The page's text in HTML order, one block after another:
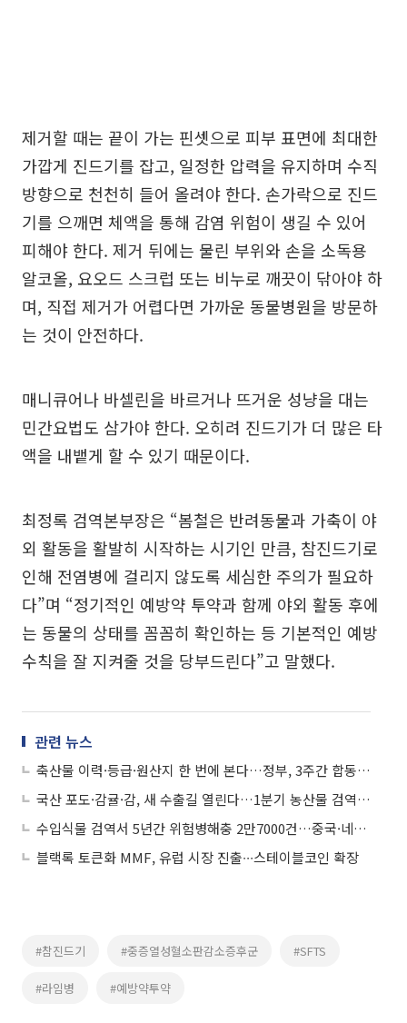
제거할 때는 끝이 가는 핀셋으로 피부 표면에 최대한
가깝게 진드기를 잡고, 일정한 압력을 유지하며 수직
방향으로 천천히 들어 올려야 한다. 손가락으로 진드
기를 으깨면 체액을 통해 감염 위험이 생길 수 있어
피해야 한다. 제거 뒤에는 물린 부위와 손을 소독용
알코올, 요오드 스크럽 또는 비누로 깨끗이 닦아야 하
며, 직접 제거가 어렵다면 가까운 동물병원을 방문하
는 것이 안전하다.
매니큐어나 바셀린을 바르거나 뜨거운 성냥을 대는
민간요법도 삼가야 한다. 오히려 진드기가 더 많은 타
액을 내뱉게 할 수 있기 때문이다.
최정록 검역본부장은 “봄철은 반려동물과 가축이 야
외 활동을 활발히 시작하는 시기인 만큼, 참진드기로
인해 전염병에 걸리지 않도록 세심한 주의가 필요하
다”며 “정기적인 예방약 투약과 함께 야외 활동 후에
는 동물의 상태를 꼼꼼히 확인하는 등 기본적인 예방
수칙을 잘 지켜줄 것을 당부드린다”고 말했다.
관련 뉴스
축산물 이력·등급·원산지 한 번에 본다…정부, 3주간 합동단속
국산 포도·감귤·감, 새 수출길 열린다…1분기 농산물 검역협상 성과 본격화
수입식물 검역서 5년간 위험병해충 2만7000건…중국·네덜란드발 검출 많았다
블랙록 토큰화 MMF, 유럽 시장 진출∙∙∙스테이블코인 확장
#참진드기 #중증열성혈소판감소증후군 #SFTS
#라임병 #예방약투약